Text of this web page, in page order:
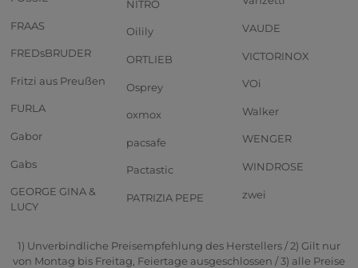
FRAAS
FREDsBRUDER
Fritzi aus Preußen
FURLA
Gabor
Gabs
GEORGE GINA &
LUCY
NITRO
Oilily
ORTLIEB
Osprey
oxmox
pacsafe
Pactastic
PATRIZIA PEPE
VAUDE
VICTORINOX
VOi
Walker
WENGER
WINDROSE
zwei
1) Unverbindliche Preisempfehlung des Herstellers / 2) Gilt nur
von Montag bis Freitag, Feiertage ausgeschlossen / 3) alle Preise